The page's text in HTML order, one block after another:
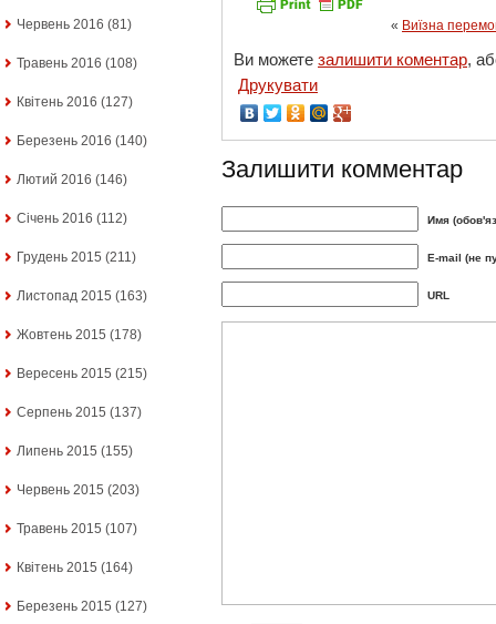
Червень 2016 (81)
Травень 2016 (108)
Квітень 2016 (127)
Березень 2016 (140)
Лютий 2016 (146)
Січень 2016 (112)
Грудень 2015 (211)
Листопад 2015 (163)
Жовтень 2015 (178)
Вересень 2015 (215)
Серпень 2015 (137)
Липень 2015 (155)
Червень 2015 (203)
Травень 2015 (107)
Квітень 2015 (164)
Березень 2015 (127)
« Виїзна
Ви можете залишити коментар,
Друкувати
Залишити комментар
Имя
E-mail (не
URL